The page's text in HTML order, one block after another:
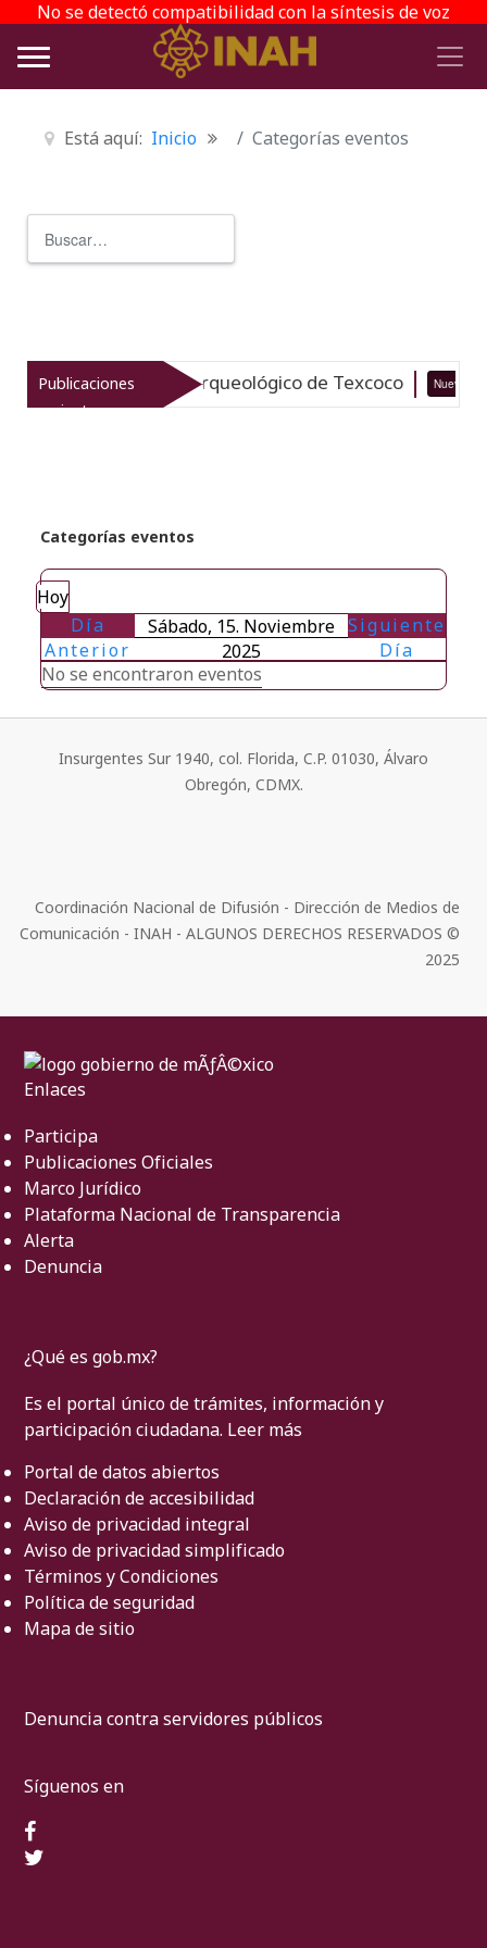
No se detectó compatibilidad con la síntesis de voz
Está aquí: Inicio Categorías eventos
Publicaciones
recientes
el patrimonio arqueológico de Texcoco Nuevo
Categorías eventos
Hoy
Día
Anterior
Sábado, 15. Noviembre
2025
Siguiente
Día
No se encontraron eventos
Insurgentes Sur 1940, col. Florida, C.P. 01030, Álvaro
Obregón, CDMX.
Coordinación Nacional de Difusión - Dirección de Medios de
Comunicación - INAH - ALGUNOS DERECHOS RESERVADOS ©
2025
Enlaces
Participa
Publicaciones Oficiales
Marco Jurídico
Plataforma Nacional de Transparencia
Alerta
Denuncia
¿Qué es gob.mx?
Es el portal único de trámites, información y
participación ciudadana. Leer más
Portal de datos abiertos
Declaración de accesibilidad
Aviso de privacidad integral
Aviso de privacidad simplificado
Términos y Condiciones
Política de seguridad
Mapa de sitio
Denuncia contra servidores públicos
Síguenos en